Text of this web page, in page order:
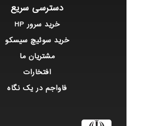
دسترسی سریع
خرید سرور HP
خرید سوئیچ سیسکو
مشتریان ما
افتخارات
فاواجم در یک نگاه